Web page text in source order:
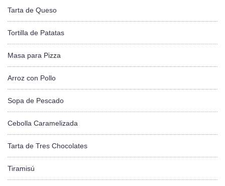
Tarta de Queso
Tortilla de Patatas
Masa para Pizza
Arroz con Pollo
Sopa de Pescado
Cebolla Caramelizada
Tarta de Tres Chocolates
Tiramisú